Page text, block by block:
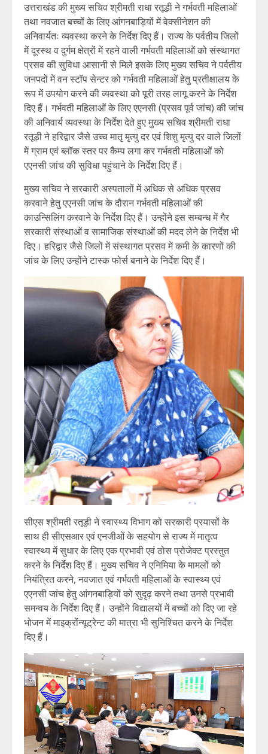
उत्तराखंड की मुख्य सचिव श्रीमती राधा रतूड़ी ने गर्भवती महिलाओं
तथा नवजात बच्चों के लिए आंगनबाड़ियों में वेक्सीनेशन की
अनिवार्यतः व्यवस्था करने के निर्देश दिए हैं। राज्य के पर्वतीय जिलों
में दूरस्थ व दुर्गम क्षेत्रों में रहने वाली गर्भवती महिलाओं को संस्थागत
प्रसव की सुविधा आसानी से मिले इसके लिए मुख्य सचिव ने पर्वतीय
जनपदों में वन स्टॉप सेन्टर को गर्भवती महिलाओं हेतु प्रतीक्षालय के
रूप में उपयोग करने की व्यवस्था को पूरी तरह लागू करने के निर्देश
दिए हैं। गर्भवती महिलाओं के लिए एएनसी (प्रसव पूर्व जांच) की जांच
की अनिवार्य व्यवस्था के निर्देश देते हुए मुख्य सचिव श्रीमती राधा
रतूड़ी ने हरिद्वार जैसे उच्च मातृ मृत्यु दर एवं शिशु मृत्यु दर वाले जिलों
में ग्राम एवं ब्लॉक स्तर पर कैम्प लगा कर गर्भवती महिलाओं को
एएनसी जांच की सुविधा पहुंचाने के निर्देश दिए हैं।
मुख्य सचिव ने सरकारी अस्पतालों में अधिक से अधिक प्रसव
करवाने हेतु एएनसी जांच के दौरान गर्भवती महिलाओं की
काउन्सिलिंग करवाने के निर्देश दिए हैं। उन्होंने इस सम्बन्ध में गैर
सरकारी संस्थाओं व सामाजिक संस्थाओं की मदद लेने के निर्देश भी
दिए। हरिद्वार जैसे जिलों में संस्थागत प्रसव में कमी के कारणों की
जांच के लिए उन्होंने टास्क फोर्स बनाने के निर्देश दिए हैं।
सीएस श्रीमती रतूड़ी ने स्वास्थ्य विभाग को सरकारी प्रयासों के
साथ ही सीएसआर एवं एनजीओं के सहयोग से राज्य में मातृत्व
स्वास्थ्य में सुधार के लिए एक प्रभावी एवं ठोस प्रोजेक्ट प्रस्तुत
करने के निर्देश दिए हैं। मुख्य सचिव ने एनिमिया के मामलों को
नियंत्रित करने, नवजात एवं गर्भवती महिलाओं के स्वास्थ्य एवं
एएनसी जांच हेतु आंगनबाड़ियों को सुदृढ़ करने तथा उनसे प्रभावी
समन्वय के निर्देश दिए हैं। उन्होंने विद्यालयों में बच्चों को दिए जा रहे
भोजन में माइक्रोंन्यूट्रेन्ट की मात्रा भी सुनिश्चित करने के निर्देश
दिए हैं।